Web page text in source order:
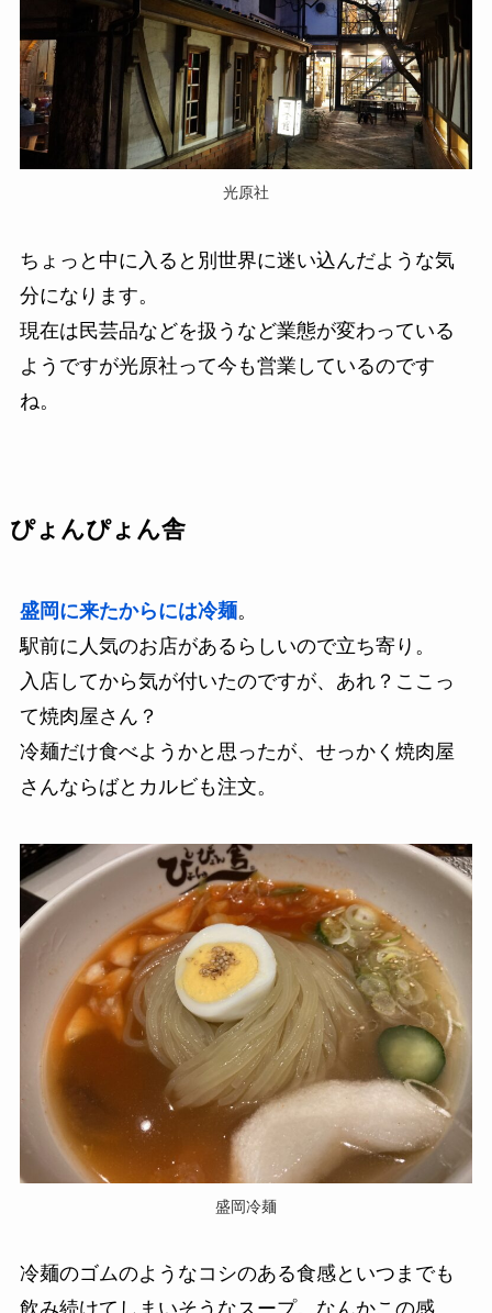
光原社
ちょっと中に入ると別世界に迷い込んだような気
分になります。
現在は民芸品などを扱うなど業態が変わっている
ようですが光原社って今も営業しているのです
ね。
ぴょんぴょん舎
盛岡に来たからには冷麺。
駅前に人気のお店があるらしいので立ち寄り。
入店してから気が付いたのですが、あれ？ここっ
て焼肉屋さん？
冷麺だけ食べようかと思ったが、せっかく焼肉屋
さんならばとカルビも注文。
盛岡冷麺
冷麺のゴムのようなコシのある食感といつまでも